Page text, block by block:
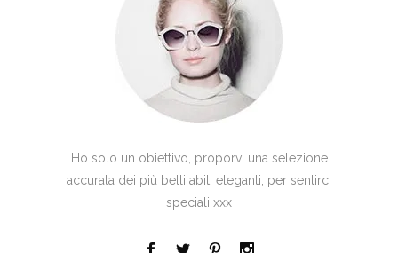
Ho solo un obiettivo, proporvi una selezione
accurata dei più belli abiti eleganti, per sentirci
speciali xxx